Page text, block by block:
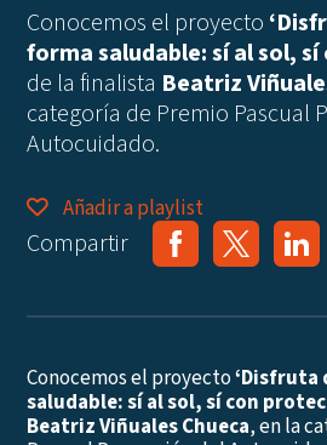
Conocemos el proyecto
forma saludable: sí al sol, sí
de la finalista Beatriz
categoría de Premio Pascual
Autocuidado.
Añadir a playlist
Compartir
Conocemos el proyecto‘Disfruta
saludable: sí al sol, sí con
Beatriz Viñuales Chueca, en la